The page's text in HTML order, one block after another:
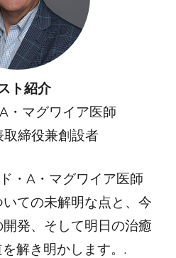
ト紹介
・マグワイア医師
取締役兼創設者
・A・マグワイア医師
ての未解明な点と、今
発、そして明日の治癒
解き明かします。.